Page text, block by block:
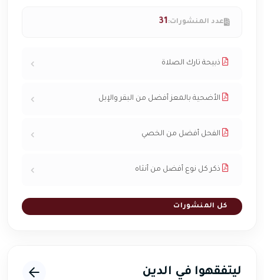
عدد المنشورات:31
ذبيحة تارك الصلاة
الأضحية بالمعز أفضل من البقر والإبل
الفحل أفضل من الخصي
ذكر كل نوع أفضل من أنثاه
كل المنشورات
ليتفقهوا في الدين